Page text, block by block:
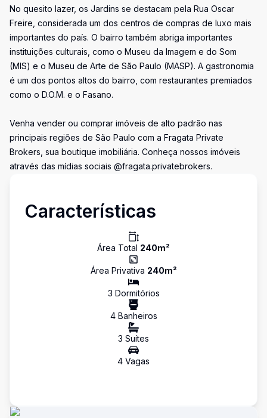
No quesito lazer, os Jardins se destacam pela Rua Oscar
Freire, considerada um dos centros de compras de luxo mais
importantes do país. O bairro também abriga importantes
instituições culturais, como o Museu da Imagem e do Som
(MIS) e o Museu de Arte de São Paulo (MASP). A gastronomia
é um dos pontos altos do bairro, com restaurantes premiados
como o D.O.M. e o Fasano.
Venha vender ou comprar imóveis de alto padrão nas
principais regiões de São Paulo com a Fragata Private
Brokers, sua boutique imobiliária. Conheça nossos imóveis
através das mídias sociais @fragata.privatebrokers.
Características
Área Total 240m²
Área Privativa 240m²
3 Dormitórios
4Banheiros
3 Suítes
4 Vagas